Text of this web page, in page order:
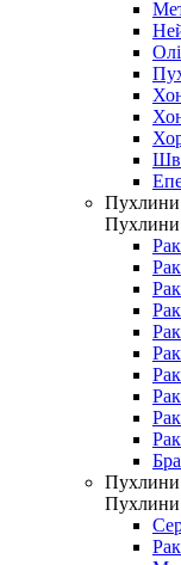
Пухлини
Пухлини
Пухлини
Пухлини